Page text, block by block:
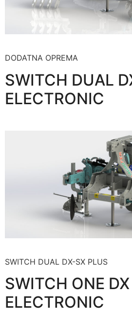
DODATNA OPREMA
SWITCH DUAL
ELECTRONIC
SWITCH DUAL DX-SX PLUS
SWITCH ONE DX
ELECTRONIC